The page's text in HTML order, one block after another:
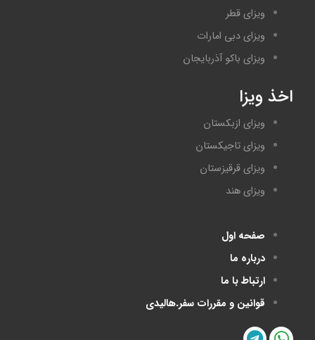
ویزای قطر
ویزای دبی امارات
ویزای باکو آذربایجان
اخذ ویزا
ویزای ازبکستان
ویزای تاجیکستان
ویزای قرقیزستان
ویزای هند
صفحه اول
درباره ما
ارتباط با ما
قوانین و مقررات سفر.هالیدی